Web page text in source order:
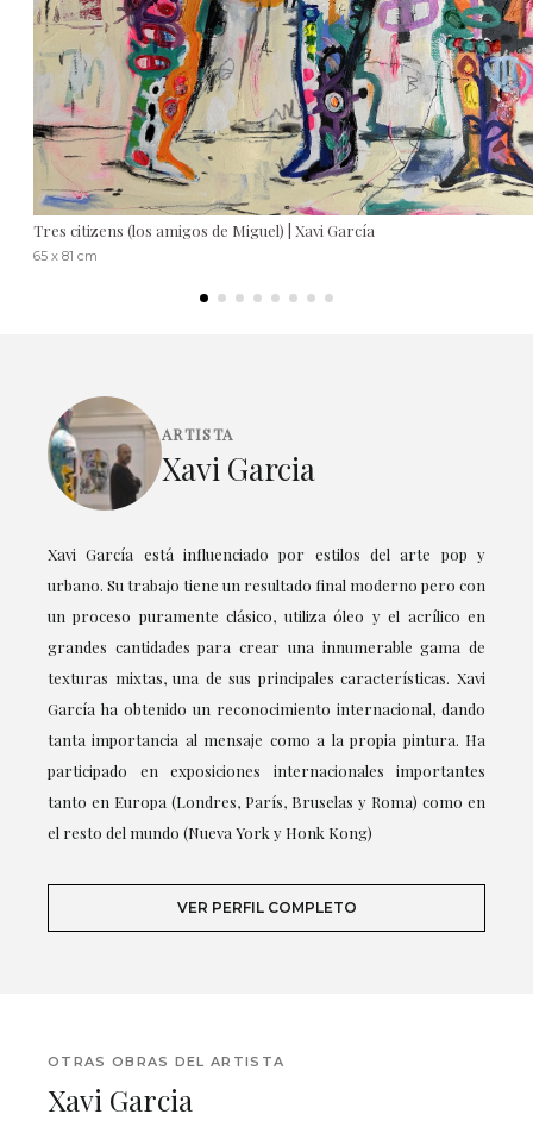
Tres citizens (los amigos de Miguel) | Xavi García
65 x 81 cm
ARTISTA
Xavi Garcia
Xavi García está influenciado por estilos del arte pop y
urbano. Su trabajo tiene un resultado final moderno pero con
un proceso puramente clásico, utiliza óleo y el acrílico en
grandes cantidades para crear una innumerable gama de
texturas mixtas, una de sus principales características. Xavi
García ha obtenido un reconocimiento internacional, dando
tanta importancia al mensaje como a la propia pintura. Ha
participado en exposiciones internacionales importantes
tanto en Europa (Londres, París, Bruselas y Roma) como en
el resto del mundo (Nueva York y Honk Kong)
VER PERFIL COMPLETO
OTRAS OBRAS DEL ARTISTA
Xavi Garcia